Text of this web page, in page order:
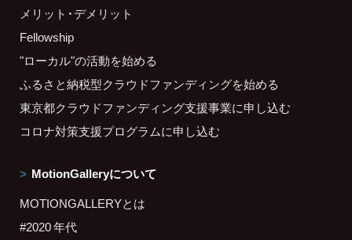
メリット・デメリット
Fellowship
"ローカル"の活動を始める
ふるさと納税型クラウドファンディングを始める
東京都クラウドファンディング支援事業に申し込む
コロナ対策支援プログラムに申し込む
MotionGalleryについて
MOTIONGALLERYとは
#2020 年代